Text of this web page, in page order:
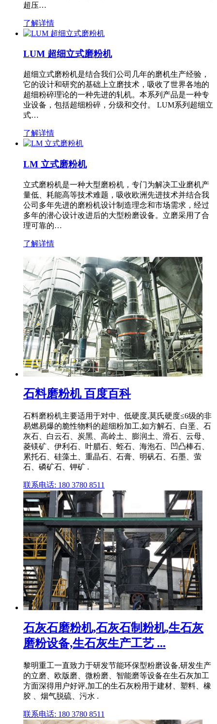
超压…
了解详情
LUM 超细立式磨粉机
超细立式磨粉机是结合我们公司几年的磨机生产经验，
它的设计和研究的基础上立磨技术，吸收了世界各地的
超细粉碎理论的一种先进的轧机。本系列产品是一种专
业设备，包括超细粉碎，分级和交付。 LUM系列超细立
式…
了解详情
LM 立式磨粉机
立式磨粉机是一种大型磨粉机，专门为解决工业磨机产
量低、耗能高等技术难题，吸收欧洲先进技术并结合我
公司多年先进的磨粉机设计制造理念和市场需求，经过
多年的潜心设计改进后的大型粉磨设备。立磨采用了合
理可靠的…
了解详情
石料磨粉机 百度百科
石料磨粉机主要适用于对中、低硬度,莫氏硬度≤6级的非
易燃易爆的脆性物料的超细粉加工,如方解石、白垩、石
灰石、白云石、炭黑、高岭土、膨润土、滑石、云母、
菱镁矿、伊利石、叶腊石、蛭石、海泡石、凹凸棒石、
累托石、硅藻土、重晶石、石膏、明矾石、石墨、萤
石、磷矿石、钾矿 .
联系电话: 180 3780 8511
石灰石磨粉机,石灰石制粉机,生石灰
磨粉设备,生石灰生产工艺 ...
黎明重工一直致力于研发节能环保型粉磨设备,研发生产
的立磨、欧版磨、微粉磨、智能磨等设备在生石灰加工
方面深得用户好评,加工的生石灰粉用于建材、塑料、橡
胶 、烟气脱硫、污水 .
联系电话: 180 3780 8511